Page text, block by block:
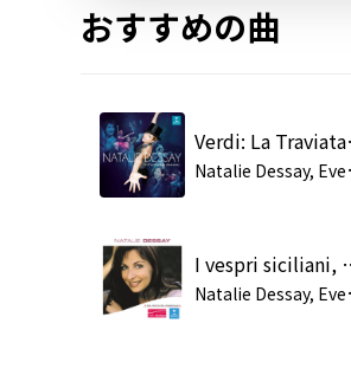
おすすめの曲
Verdi: La
I vespri siciliani,